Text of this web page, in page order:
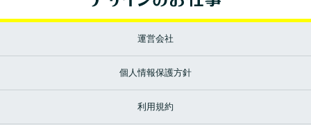
運営会社
個人情報保護方針
利用規約